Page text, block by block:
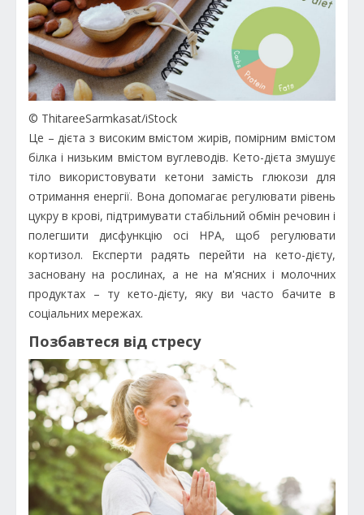
© ThitareeSarmkasat/iStock
Це – дієта з високим вмістом жирів, помірним вмістом
білка і низьким вмістом вуглеводів. Кето-дієта змушує
тіло використовувати кетони замість глюкози для
отримання енергії. Вона допомагає регулювати рівень
цукру в крові, підтримувати стабільний обмін речовин і
полегшити дисфункцію осі HPA, щоб регулювати
кортизол. Експерти радять перейти на кето-дієту,
засновану на рослинах, а не на м'ясних і молочних
продуктах – ту кето-дієту, яку ви часто бачите в
соціальних мережах.
Позбавтеся від стресу